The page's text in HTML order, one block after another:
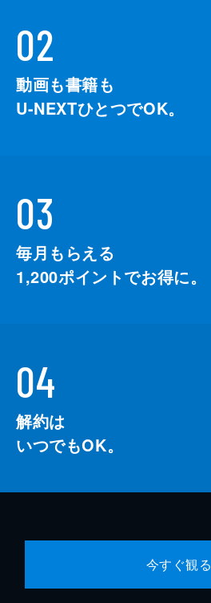
02
動画も書籍も
U-NEXTひとつでOK。
03
毎月もらえる
1,200ポイントでお得に。
04
解約は
いつでもOK。
今すぐ観る